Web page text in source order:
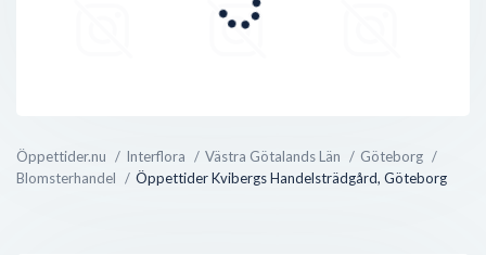
Öppettider.nu Interflora Västra Götalands Län
Göteborg
Blomsterhandel
Öppettider Kvibergs Handelsträdgård, Göteborg